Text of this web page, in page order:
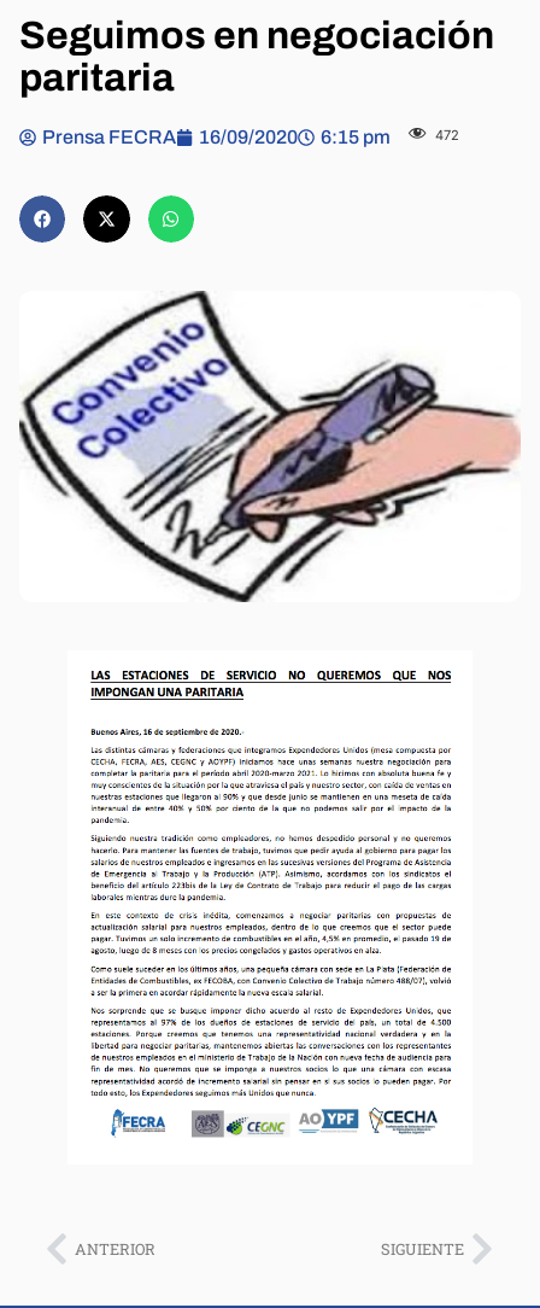
Seguimos en negociación
paritaria
Prensa FECRA 16/09/2020 6:15 pm 472
ANTERIOR SIGUIENTE